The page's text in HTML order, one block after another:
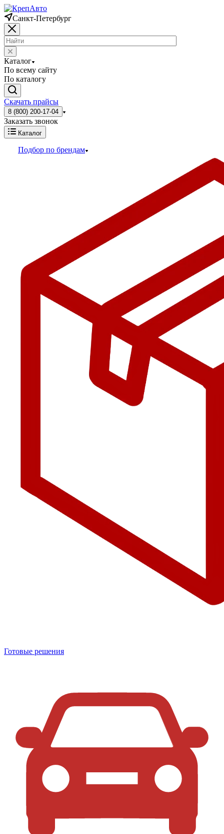
Санкт-Петербург
Каталог
По всему сайту
По каталогу
Скачать прайсы
8 (800) 200-17-04
Заказать звонок
Каталог
Подбор по брендам
Готовые решения